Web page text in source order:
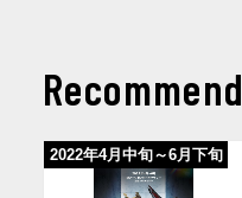
Recommend
2022年4月中旬～6月下旬